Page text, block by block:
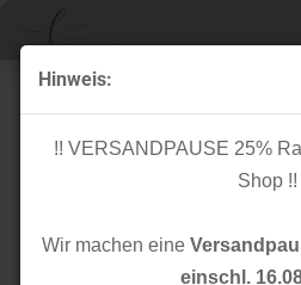
Hinweis:
!! VERSANDPAUSE 25%
Shop !!
Wir machen eine
einschl.
Nähgarn - SERALON No. 100 -
Chiffon - Mettler